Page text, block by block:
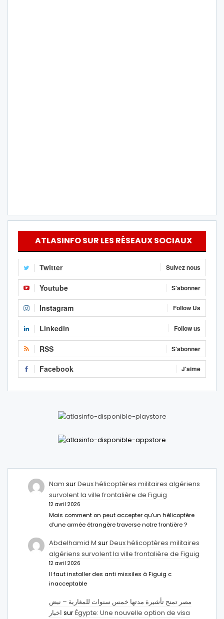
ATLASINFO SUR LES RÉSEAUX SOCIAUX
Twitter Suivez nous
Youtube S'abonner
Instagram Follow Us
Linkedin Follow us
RSS S'abonner
Facebook J'aime
Nam surDeux hélicoptères militaires algériens
survolent la ville frontalière de Figuig
12 avril 2026
Mais comment on peut accepter qu’un hélicoptère
d’une armée étrangère traverse notre frontière ?
Abdelhamid M surDeux hélicoptères militaires
algériens survolent la ville frontalière de Figuig
12 avril 2026
Il faut installer des anti missiles à Figuig c
inacceptable
مصر تمنح تأشيرة مدتها خمس سنوات للمغاربة – نبض
اخبار surÉgypte: Une nouvelle option de visa